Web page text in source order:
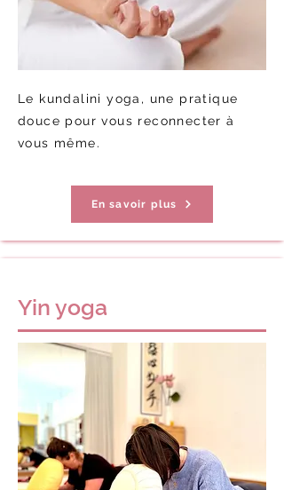
Le kundalini yoga, une pratique
douce pour vous reconnecter à
vous même.
En savoir plus
Yin yoga